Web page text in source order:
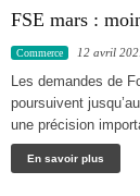
FSE mars :
Commerce 12 avril
Les demandes de
poursuivent
une précision
En savoir plus